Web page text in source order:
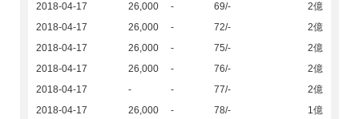
2018-04-17
26,000 - 69/-
2億
2018-04-17
26,000 - 72/-
2億
2018-04-17
26,000 - 75/-
2億
2018-04-17
26,000 - 76/-
2億
2018-04-17
- - 77/-
2億
2018-04-17
26,000 - 78/- 1億